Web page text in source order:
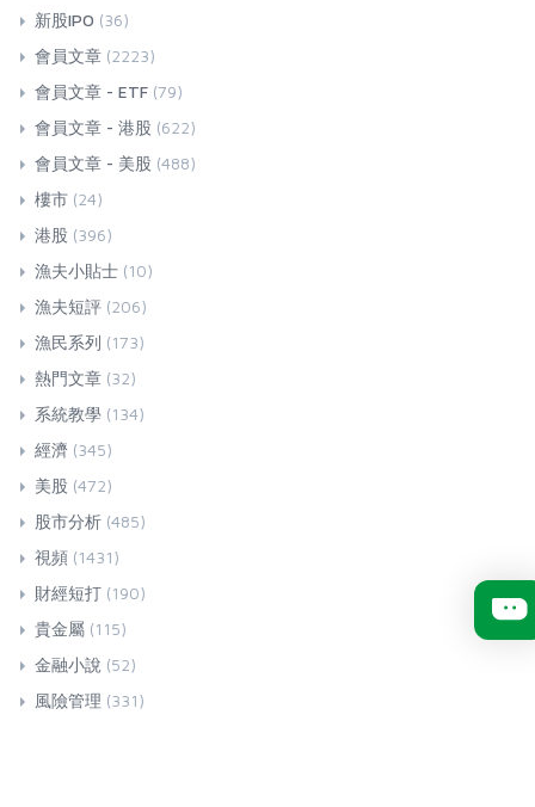
新股IPO (36)
會員文章 (2223)
會員文章 - ETF (79)
會員文章 - 港股 (622)
會員文章 - 美股 (488)
樓市 (24)
港股 (396)
漁夫小貼士 (10)
漁夫短評 (206)
漁民系列 (173)
熱門文章 (32)
系統教學 (134)
經濟 (345)
美股 (472)
股市分析 (485)
視頻 (1431)
財經短打 (190)
貴金屬 (115)
金融小說 (52)
風險管理 (331)